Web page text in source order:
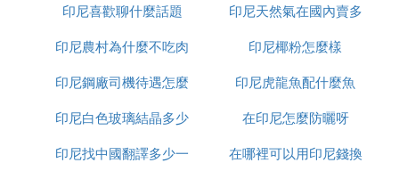
碼是多少
印尼喜歡聊什麼話題
印尼天然氣在國內賣多
少錢
印尼農村為什麼不吃肉
印尼椰粉怎麼樣
印尼鋼廠司機待遇怎麼
樣
印尼虎龍魚配什麼魚
印尼白色玻璃結晶多少
錢一平方
在印尼怎麼防曬呀
印尼找中國翻譯多少一
在哪裡可以用印尼錢換